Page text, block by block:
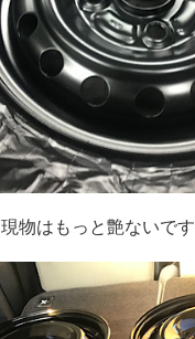
現物はもっと艶ないです